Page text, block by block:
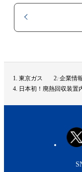
東京ガス 企業情
日本初！廃熱回収装置